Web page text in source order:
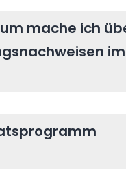
mache ich
im